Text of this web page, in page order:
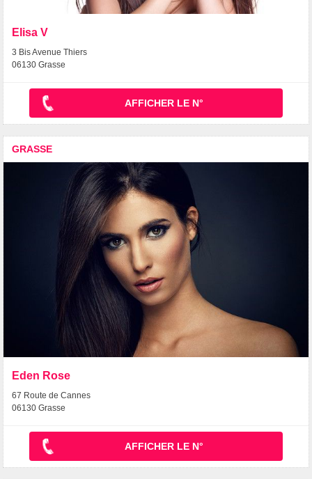
Elisa V
3 Bis Avenue Thiers
06130 Grasse
AFFICHER LE N°
GRASSE
Eden Rose
67 Route de Cannes
06130 Grasse
AFFICHER LE N°